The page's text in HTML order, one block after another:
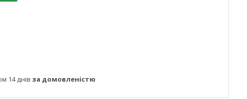
14 днів за домовленістю